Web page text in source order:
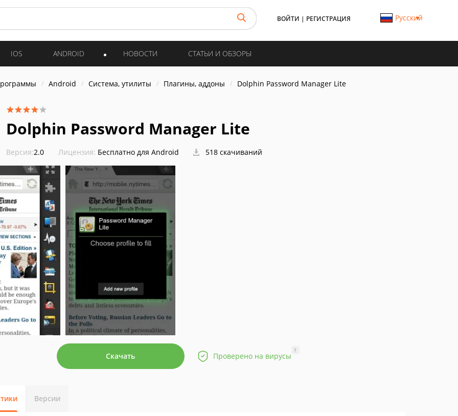
ВОЙТИ | РЕГИСТРАЦИЯ Русский
IOS ANDROID НОВОСТИ СТАТЬИ И ОБЗОРЫ
Android Система, утилиты Плагины, аддоны Dolphin Password Manager Lite
Dolphin Password Manager Lite
Версия:2.0 Лицензия: Бесплатно для Android 518 скачиваний
Скачать Проверено на вирусы
?
Версии